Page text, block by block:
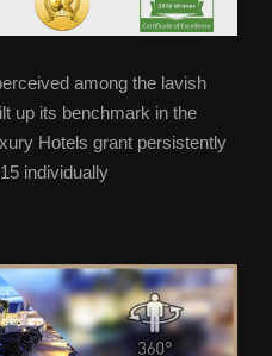
among the lavish
up its benchmark in the
Hotels grant persistently
individually